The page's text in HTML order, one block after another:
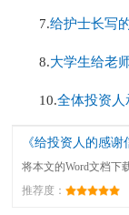
7.给护士长写
8.大学生给老
10.全体投资人
《给投资人的感谢
将本文的Word文档下
推荐度：